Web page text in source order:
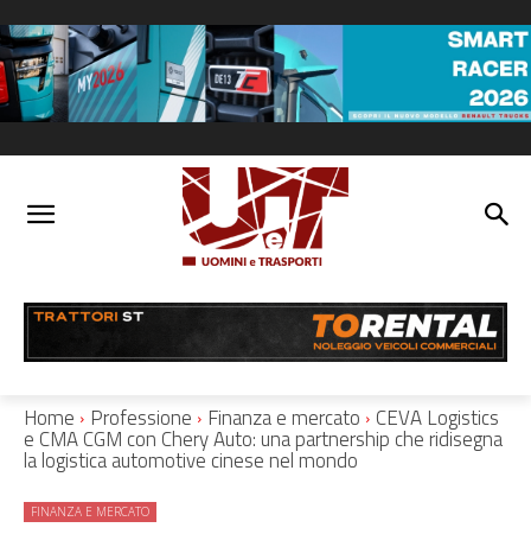
Home Professione Finanza e mercato CEVA Logistics
e CMA CGM con Chery Auto: una partnership che ridisegna
la logistica automotive cinese nel mondo
FINANZA E MERCATO